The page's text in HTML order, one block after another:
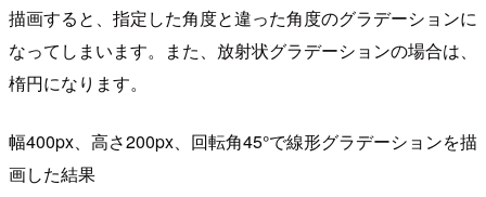
描画すると、指定した角度と違った角度のグラデーションに
なってしまいます。また、放射状グラデーションの場合は、
楕円になります。
幅400px、高さ200px、回転角45°で線形グラデーションを描
画した結果